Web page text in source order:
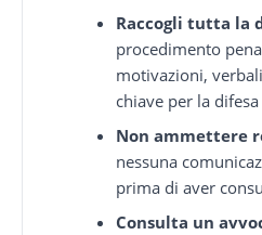
Raccogli tutta la
procedimento
motivazioni,
chiave per la
Non ammettere
nessuna
prima di aver
Consulta un